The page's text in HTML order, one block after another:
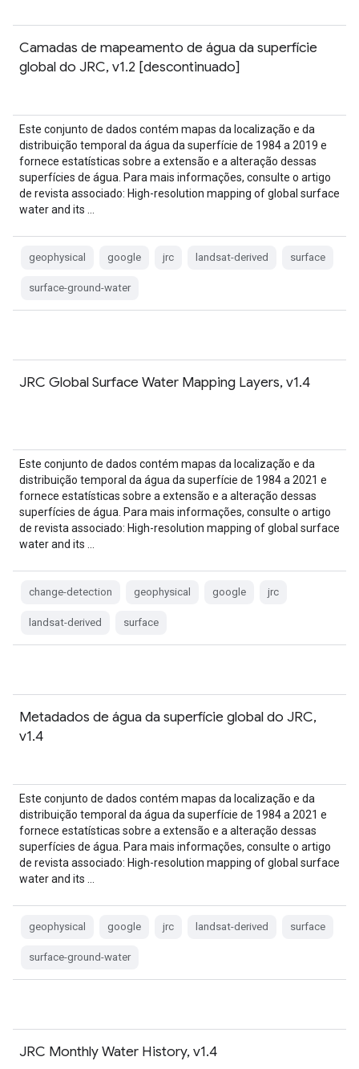
Camadas de mapeamento de água da superfície
global do JRC, v1.2 [descontinuado]
Este conjunto de dados contém mapas da localização e da
distribuição temporal da água da superfície de 1984 a 2019 e
fornece estatísticas sobre a extensão e a alteração dessas
superfícies de água. Para mais informações, consulte o artigo
de revista associado: High-resolution mapping of global surface
water and its …
geophysical google jrc landsat-derived surface
surface-ground-water
JRC Global Surface Water Mapping Layers, v1.4
Este conjunto de dados contém mapas da localização e da
distribuição temporal da água da superfície de 1984 a 2021 e
fornece estatísticas sobre a extensão e a alteração dessas
superfícies de água. Para mais informações, consulte o artigo
de revista associado: High-resolution mapping of global surface
water and its …
change-detection geophysical google jrc
landsat-derived surface
Metadados de água da superfície global do JRC,
v1.4
Este conjunto de dados contém mapas da localização e da
distribuição temporal da água da superfície de 1984 a 2021 e
fornece estatísticas sobre a extensão e a alteração dessas
superfícies de água. Para mais informações, consulte o artigo
de revista associado: High-resolution mapping of global surface
water and its …
geophysical google jrc landsat-derived surface
surface-ground-water
JRC Monthly Water History, v1.4